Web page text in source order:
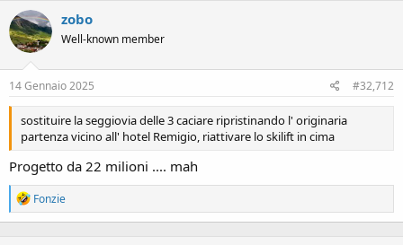
zobo
Well-known member
14 Gennaio 2025 #32,712
sostituire la seggiovia delle 3 caciare ripristinando l' originaria
partenza vicino all' hotel Remigio, riattivare lo skilift in cima
Progetto da 22 milioni .... mah
R
e
a
Fonzie